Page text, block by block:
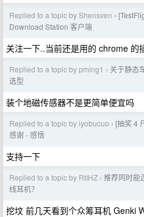
Replied to a topic by Shensven ›
Download Station 客户端
关注一下..当前还是用的 chrome 的
Replied to a topic by pming1 › 关于静态
选型
装个地磁传感器不是更简单便宜吗
Replied to a topic by iyobucuo › [抽奖 4
感谢 - 感悟
支持一下
Replied to a topic by RtIHZ › 推荐同时能
线耳机？
挖坟 前几天看到个众筹耳机 Genki